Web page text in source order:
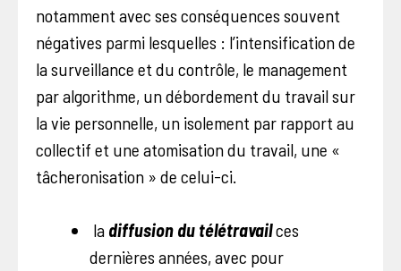
notamment avec ses conséquences souvent
négatives parmi lesquelles : l’intensification de
la surveillance et du contrôle, le management
par algorithme, un débordement du travail sur
la vie personnelle, un isolement par rapport au
collectif et une atomisation du travail, une «
tâcheronisation » de celui-ci.
la diffusion du télétravailces
dernières années, avec pour